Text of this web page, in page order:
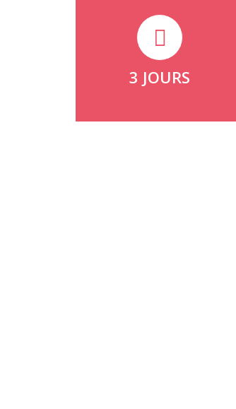
3 JOURS